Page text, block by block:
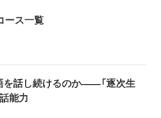
ース一覧
を話し続けるのか――「逐次生
能力